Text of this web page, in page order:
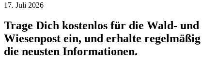
17. Juli 2026
Trage Dich kostenlos für die Wald- und
Wiesenpost ein, und erhalte regelmäßig
die neusten Informationen.